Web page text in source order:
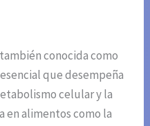
conocida como
que desempeña
celular y la
en alimentos como la